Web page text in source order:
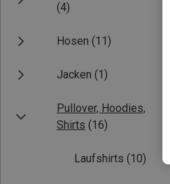
(4)
Hosen (11)
Jacken (1)
Pullover, Hoodies,
Shirts (16)
Laufshirts (10)